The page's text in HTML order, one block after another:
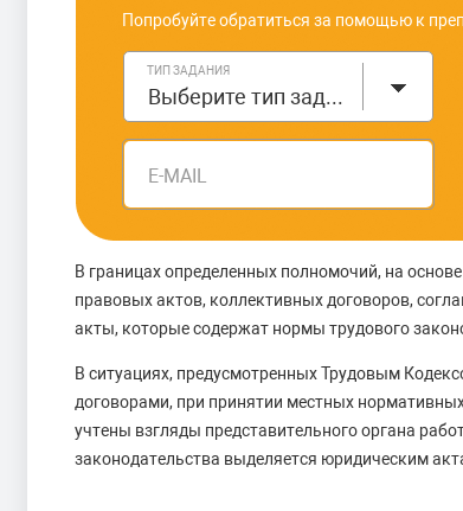
Попробуйте обратиться за помощью к
ТИП ЗАДАНИЯ
Выберите тип задания
E-MAIL
В границах определенных полномочий, на
правовых актов, коллективных договоров,
акты, которые содержат нормы трудового
В ситуациях, предусмотренных Трудовым
договорами, при принятии местных
учтены взгляды представительного органа
законодательства выделяется юридическим